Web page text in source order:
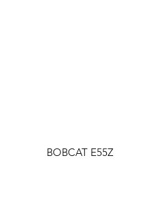
BOBCAT E55Z